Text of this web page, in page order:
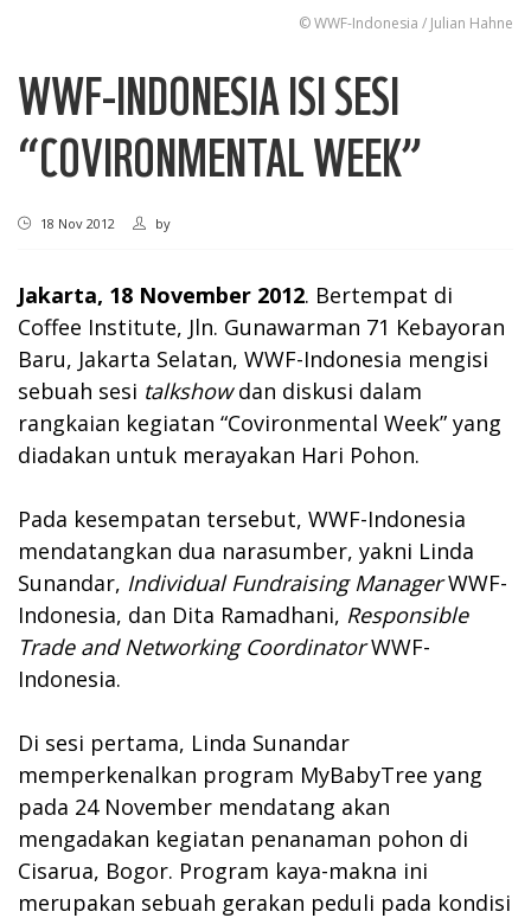
© WWF-Indonesia / Julian Hahne
WWF-INDONESIA ISI SESI
“COVIRONMENTAL WEEK”
18 Nov 2012 by
Jakarta, 18 November 2012. Bertempat di
Coffee Institute, Jln. Gunawarman 71 Kebayoran
Baru, Jakarta Selatan, WWF-Indonesia mengisi
sebuah sesi talkshowdan diskusi dalam
rangkaian kegiatan “Covironmental Week” yang
diadakan untuk merayakan Hari Pohon.
Pada kesempatan tersebut, WWF-Indonesia
mendatangkan dua narasumber, yakni Linda
Sunandar, Individual Fundraising ManagerWWF-
Indonesia, dan Dita Ramadhani, Responsible
Trade and Networking CoordinatorWWF-
Indonesia.
Di sesi pertama, Linda Sunandar
memperkenalkan program MyBabyTree yang
pada 24 November mendatang akan
mengadakan kegiatan penanaman pohon di
Cisarua, Bogor. Program kaya-makna ini
merupakan sebuah gerakan peduli pada kondisi